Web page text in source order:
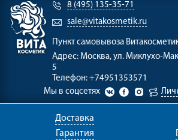
8 (495) 135-35-71
sale@vitakosmetik.ru
Пункт самовывоза
Адрес: Москва, ул. Миклухо-
5
Телефон: +74951353571
Мы в соцсетях
Доставка
Гарантия